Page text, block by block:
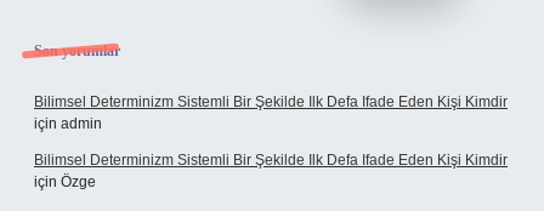
Son yorumlar
Bilimsel Determinizm Sistemli Bir Şekilde Ilk Defa Ifade Eden Kişi Kimdir
için admin
Bilimsel Determinizm Sistemli Bir Şekilde Ilk Defa Ifade Eden Kişi Kimdir
için Özge